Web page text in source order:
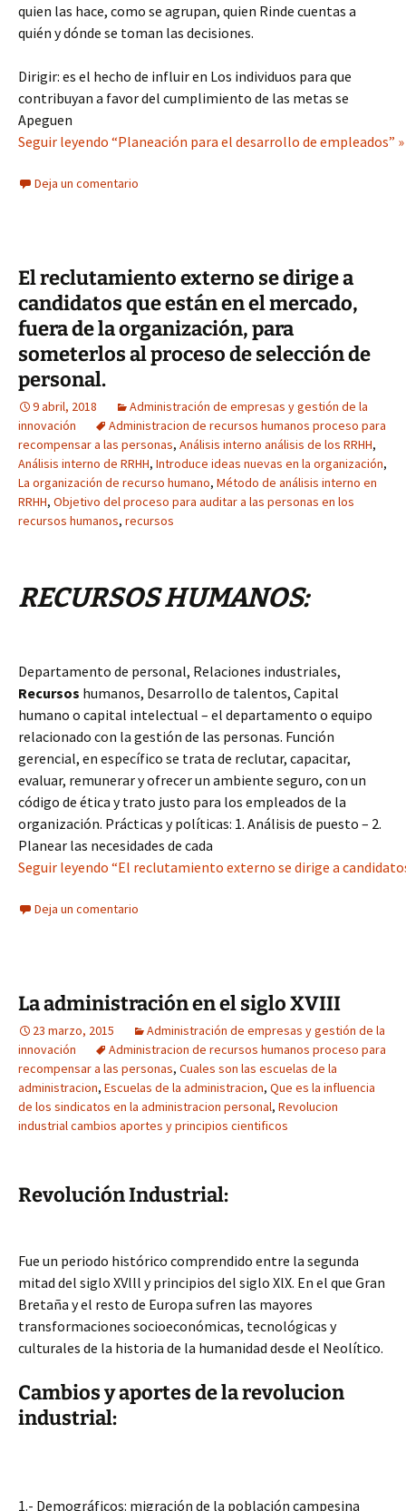
quien las hace, como se agrupan, quien Rinde cuentas a
quién y dónde se toman las decisiones.
Dirigir: es el hecho de influir en Los individuos para que
contribuyan a favor del cumplimiento de las metas se
Apeguen
Seguir leyendo “Planeación para el desarrollo de empleados” »
Deja un comentario
El reclutamiento externo se dirige a
candidatos que están en el mercado,
fuera de la organización, para
someterlos al proceso de selección de
personal.
9 abril, 2018
Administración de empresas y gestión de la
innovación
Administracion de recursos humanos proceso para
recompensar a las personas, Análisis interno análisis de los RRHH,
Análisis interno de RRHH, Introduce ideas nuevas en la organización,
La organización de recurso humano, Método de análisis interno en
RRHH, Objetivo del proceso para auditar a las personas en los
recursos humanos, recursos
RECURSOS HUMANOS:
Departamento de personal, Relaciones industriales,
Recursos humanos, Desarrollo de talentos, Capital
humano o capital intelectual – el departamento o equipo
relacionado con la gestión de las personas. Función
gerencial, en específico se trata de reclutar, capacitar,
evaluar, remunerar y ofrecer un ambiente seguro, con un
código de ética y trato justo para los empleados de la
organización. Prácticas y políticas: 1. Análisis de puesto – 2.
Planear las necesidades de cada
Seguir leyendo “El reclutamiento externo se dirige a
Deja un comentario
La administración en el siglo XVIII
23 marzo, 2015
Administración de empresas y gestión de la
innovación
Administracion de recursos humanos proceso para
recompensar a las personas, Cuales son las escuelas de la
administracion, Escuelas de la administracion, Que es la influencia
de los sindicatos en la administracion personal, Revolucion
industrial cambios aportes y principios cientificos
Revolución Industrial:
Fue un periodo histórico comprendido entre la segunda
mitad del siglo XVlll y principios del siglo XlX. En el que Gran
Bretaña y el resto de Europa sufren las mayores
transformaciones socioeconómicas, tecnológicas y
culturales de la historia de la humanidad desde el Neolítico.
Cambios y aportes de la revolucion
industrial:
1.- Demográficos: migración de la población campesina